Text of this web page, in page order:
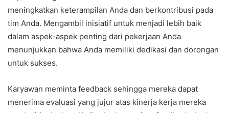
meningkatkan keterampilan Anda dan berkontribusi pada
tim Anda. Mengambil inisiatif untuk menjadi lebih baik
dalam aspek-aspek penting dari pekerjaan Anda
menunjukkan bahwa Anda memiliki dedikasi dan dorongan
untuk sukses.
Karyawan meminta feedback sehingga mereka dapat
menerima evaluasi yang jujur atas kinerja kerja mereka